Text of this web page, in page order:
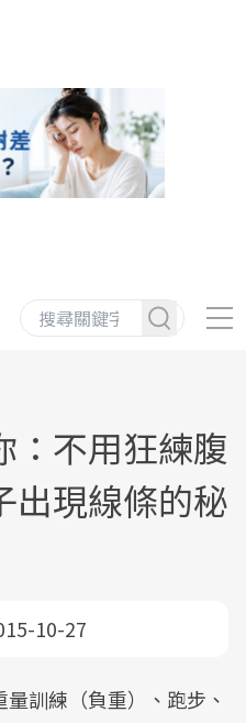
：不用狂練腹
出現線條的秘
10-27
訓練（負重）、跑步、